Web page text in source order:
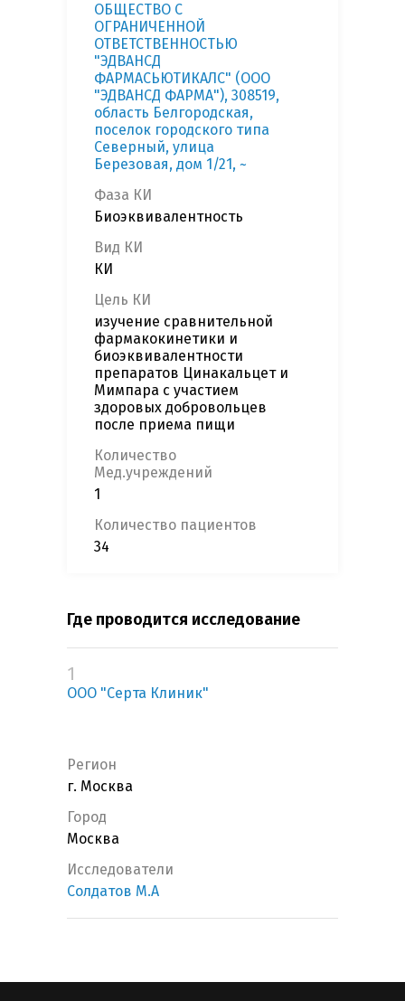
ОБЩЕСТВО С
ОГРАНИЧЕННОЙ
ОТВЕТСТВЕННОСТЬЮ
"ЭДВАНСД
ФАРМАСЬЮТИКАЛС" (ООО
"ЭДВАНСД ФАРМА"), 308519,
область Белгородская,
поселок городского типа
Северный, улица
Березовая, дом 1/21, ~
Фаза КИ
Биоэквивалентность
Вид КИ
КИ
Цель КИ
изучение сравнительной
фармакокинетики и
биоэквивалентности
препаратов Цинакальцет и
Мимпара с участием
здоровых добровольцев
после приема пищи
Количество
Мед.учреждений
1
Количество пациентов
34
Где проводится исследование
1
ООО "Серта Клиник"
Регион
г. Москва
Город
Москва
Исследователи
Солдатов М.А